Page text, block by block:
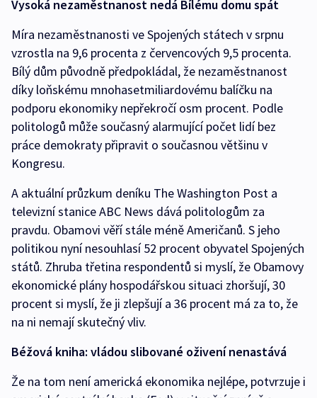
Vysoká nezaměstnanost nedá Bílému domu spát
Míra nezaměstnanosti ve Spojených státech v srpnu
vzrostla na 9,6 procenta z červencových 9,5 procenta.
Bílý dům původně předpokládal, že nezaměstnanost
díky loňskému mnohasetmiliardovému balíčku na
podporu ekonomiky nepřekročí osm procent. Podle
politologů může současný alarmující počet lidí bez
práce demokraty připravit o současnou většinu v
Kongresu.
A aktuální průzkum deníku The Washington Post a
televizní stanice ABC News dává politologům za
pravdu. Obamovi věří stále méně Američanů. S jeho
politikou nyní nesouhlasí 52 procent obyvatel Spojených
států. Zhruba třetina respondentů si myslí, že Obamovy
ekonomické plány hospodářskou situaci zhoršují, 30
procent si myslí, že ji zlepšují a 36 procent má za to, že
na ni nemají skutečný vliv.
Béžová kniha: vládou slibované oživení nenastává
Že na tom není americká ekonomika nejlépe, potvrzuje i